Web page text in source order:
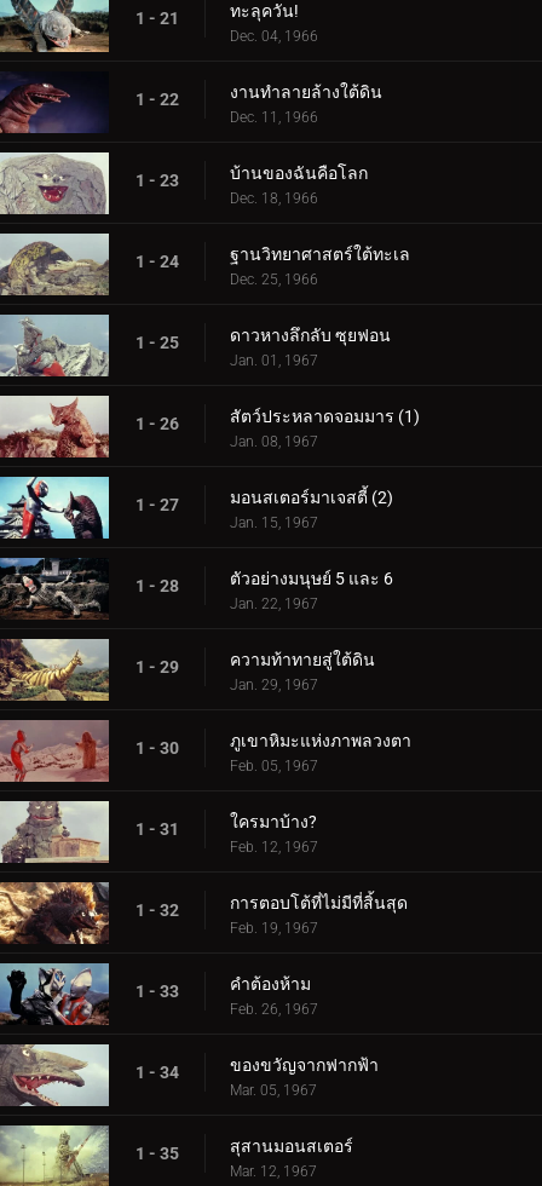
1 - 21 ทะลุควัน!
Dec. 04, 1966
1 - 22 งานทำลายล้างใต้ดิน
Dec. 11, 1966
1 - 23 บ้านของฉันคือโลก
Dec. 18, 1966
1 - 24 ฐานวิทยาศาสตร์ใต้ทะเล
Dec. 25, 1966
1 - 25 ดาวหางลึกลับ ซุยฟอน
Jan. 01, 1967
1 - 26 สัตว์ประหลาดจอมมาร (1)
Jan. 08, 1967
1 - 27 มอนสเตอร์มาเจสตี้ (2)
Jan. 15, 1967
1 - 28 ตัวอย่างมนุษย์ 5 และ 6
Jan. 22, 1967
1 - 29 ความท้าทายสู่ใต้ดิน
Jan. 29, 1967
1 - 30 ภูเขาหิมะแห่งภาพลวงตา
Feb. 05, 1967
1 - 31 ใครมาบ้าง?
Feb. 12, 1967
1 - 32 การตอบโต้ที่ไม่มีที่สิ้นสุด
Feb. 19, 1967
1 - 33 คำต้องห้าม
Feb. 26, 1967
1 - 34 ของขวัญจากฟากฟ้า
Mar. 05, 1967
1 - 35 สุสานมอนสเตอร์
Mar. 12, 1967